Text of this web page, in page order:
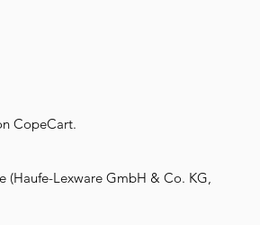
CopeCart.
(Haufe-Lexware GmbH & Co. KG,